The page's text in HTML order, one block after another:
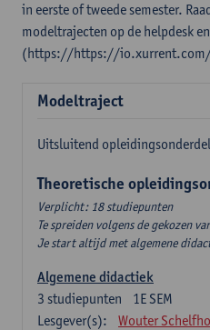
in eerste of tweede semester.
modeltrajecten op de helpdesk
(https://https://io.xurrent.com/
Modeltraject
Uitsluitend
Theoretische
Verplicht: 18 studiepunten
Te spreiden volgens de gekozen
Je start altijd met algemene
Algemene didactiek
1E SEM
3 studiepunten
Lesgever(s):
Wouter